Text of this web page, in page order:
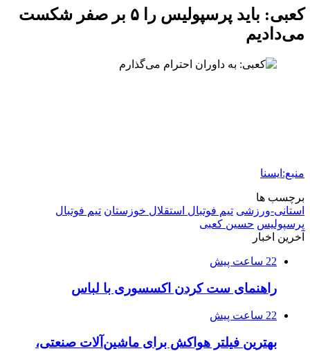
کعبی: باید پرسپولیس را ۵ بر صفر شکست
می‌دادیم
منبع:ایسنا
برچسب ها
استانی-ورزشی تيم فوتبال استقلال خوزستان تيم فوتبال
پرسپوليس حسین کعبی
آخرین اخبار
22 ساعت پیش
راهنمای ست کردن اکسسوری با لباس
22 ساعت پیش
بهترین فیلتر هواکش برای ماشین‌آلات صنعتی،